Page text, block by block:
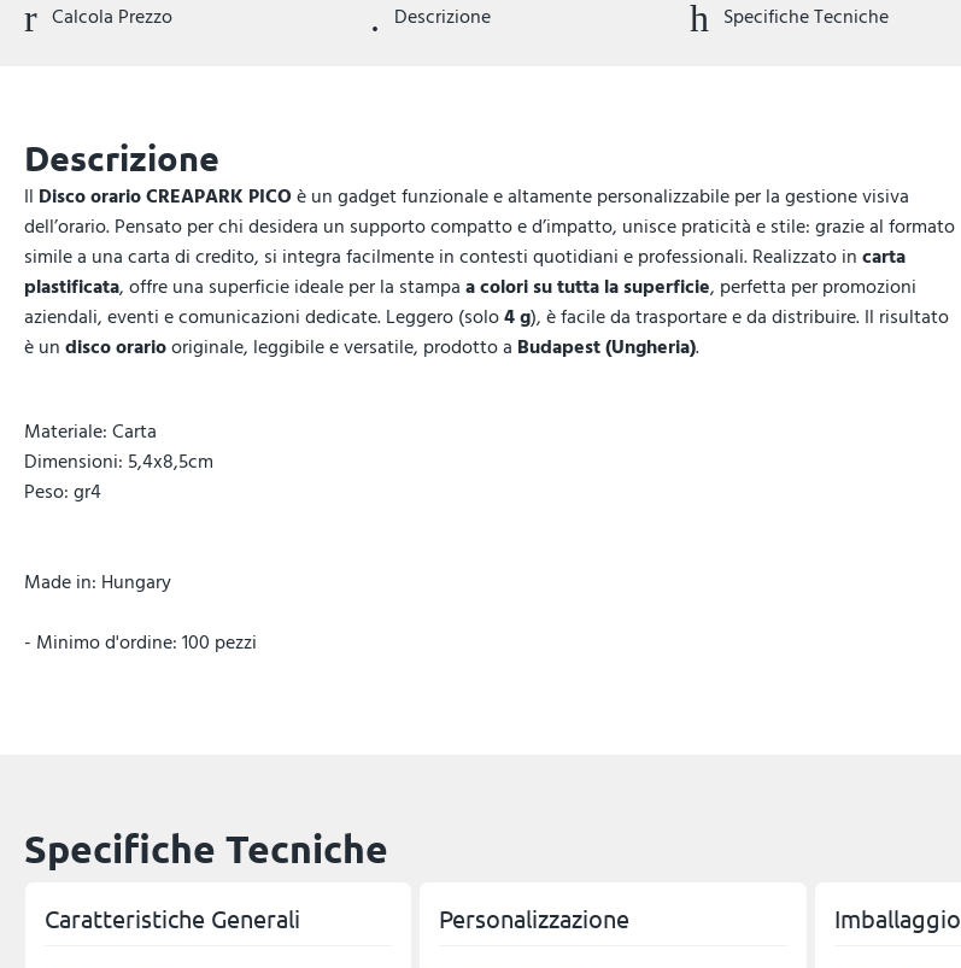
Calcola Prezzo Descrizione Specifiche Tecniche
Descrizione
Il Disco orario CREAPARK PICOè un gadget funzionale e altamente personalizzabile per la gestione visiva
dell’orario. Pensato per chi desidera un supporto compatto e d’impatto, unisce praticità e stile: grazie al formato
simile a una carta di credito, si integra facilmente in contesti quotidiani e professionali. Realizzato incarta
plastificata, offre una superficie ideale per la stampaa colori su tutta la superficie, perfetta per promozioni
aziendali, eventi e comunicazioni dedicate. Leggero (solo4 g), è facile da trasportare e da distribuire. Il risultato
è undisco orariooriginale, leggibile e versatile, prodotto a Budapest (Ungheria).
Materiale: Carta
Dimensioni: 5,4x8,5cm
Peso: gr4
Made in: Hungary
- Minimo d'ordine: 100 pezzi
Specifiche Tecniche
Caratteristiche Generali Personalizzazione Imballaggio